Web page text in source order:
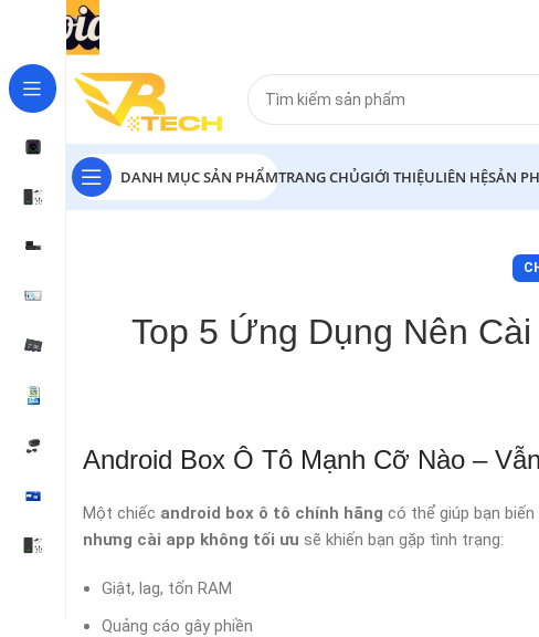
DANH MỤC SẢN PHẨMTRANG CHỦGIỚI THIỆULIÊN HỆSẢN
Top 5 Ứng Dụng Nên
Android Box Ô Tô Mạnh Cỡ Nào –
Một chiếc android box ô tô chính hãng có thể giúp bạn
nhưng cài app không tối ưu sẽ khiến bạn gặp tình trạng:
Giật, lag, tốn RAM
Quảng cáo gây phiền